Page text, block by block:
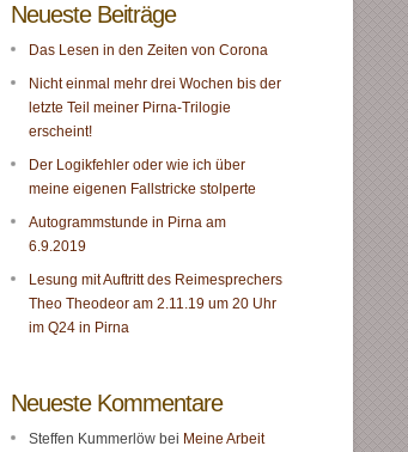
Neueste Beiträge
Das Lesen in den Zeiten von Corona
Nicht einmal mehr drei Wochen bis der
letzte Teil meiner Pirna-Trilogie
erscheint!
Der Logikfehler oder wie ich über
meine eigenen Fallstricke stolperte
Autogrammstunde in Pirna am
6.9.2019
Lesung mit Auftritt des Reimesprechers
Theo Theodeor am 2.11.19 um 20 Uhr
im Q24 in Pirna
Neueste Kommentare
Steffen Kummerlöw bei Meine Arbeit